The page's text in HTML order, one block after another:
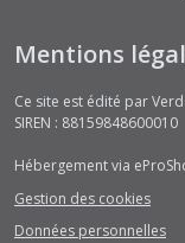
Mentions
Ce site est édité par
SIREN : 88159848600010
Hébergement via
Gestion des cookies
Données personnelles